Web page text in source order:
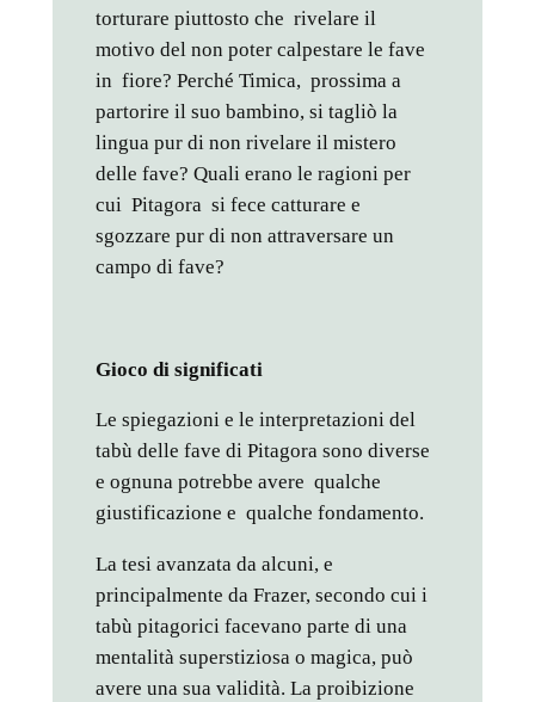
torturare piuttosto che rivelare il
motivo del non poter calpestare le fave
in fiore? Perché Timica, prossima a
partorire il suo bambino, si tagliò la
lingua pur di non rivelare il mistero
delle fave? Quali erano le ragioni per
cui Pitagora si fece catturare e
sgozzare pur di non attraversare un
campo di fave?
Gioco di significati
Le spiegazioni e le interpretazioni del
tabù delle fave di Pitagora sono diverse
e ognuna potrebbe avere qualche
giustificazione e qualche fondamento.
La tesi avanzata da alcuni, e
principalmente da Frazer, secondo cui i
tabù pitagorici facevano parte di una
mentalità superstiziosa o magica, può
avere una sua validità. La proibizione